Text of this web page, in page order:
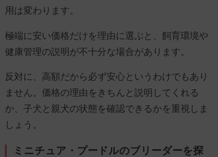
用は変わります。
極端に安い価格だけを理由に選ぶと、飼育環境や
健康管理の説明が不十分な場合があります。
反対に、高額だから必ず安心というわけでもあり
ません。価格の理由をきちんと説明してくれる
か、子犬と親犬の状態を確認できるかを重視しま
しょう。
ミニチュア・プードルのブリーダーを探